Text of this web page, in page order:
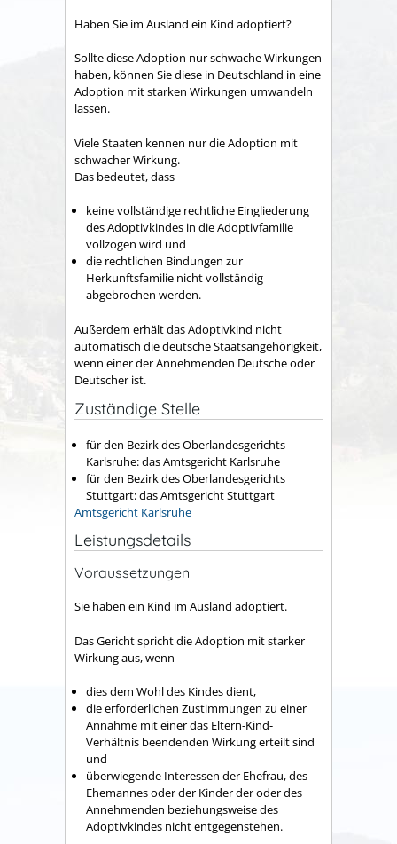
Haben Sie im Ausland ein Kind adoptiert?
Sollte diese Adoption nur schwache Wirkungen
haben, können Sie diese in Deutschland in eine
Adoption mit starken Wirkungen umwandeln
lassen.
Viele Staaten kennen nur die Adoption mit
schwacher Wirkung.
Das bedeutet, dass
keine vollständige rechtliche Eingliederung
des Adoptivkindes in die Adoptivfamilie
vollzogen wird und
die rechtlichen Bindungen zur
Herkunftsfamilie nicht vollständig
abgebrochen werden.
Außerdem erhält das Adoptivkind nicht
automatisch die deutsche Staatsangehörigkeit,
wenn einer der Annehmenden Deutsche oder
Deutscher ist.
Zuständige Stelle
für den Bezirk des Oberlandesgerichts
Karlsruhe: das Amtsgericht Karlsruhe
für den Bezirk des Oberlandesgerichts
Stuttgart: das Amtsgericht Stuttgart
Amtsgericht Karlsruhe
Leistungsdetails
Voraussetzungen
Sie haben ein Kind im Ausland adoptiert.
Das Gericht spricht die Adoption mit starker
Wirkung aus, wenn
dies dem Wohl des Kindes dient,
die erforderlichen Zustimmungen zu einer
Annahme mit einer das Eltern-Kind-
Verhältnis beendenden Wirkung erteilt sind
und
überwiegende Interessen der Ehefrau, des
Ehemannes oder der Kinder der oder des
Annehmenden beziehungsweise des
Adoptivkindes nicht entgegenstehen.